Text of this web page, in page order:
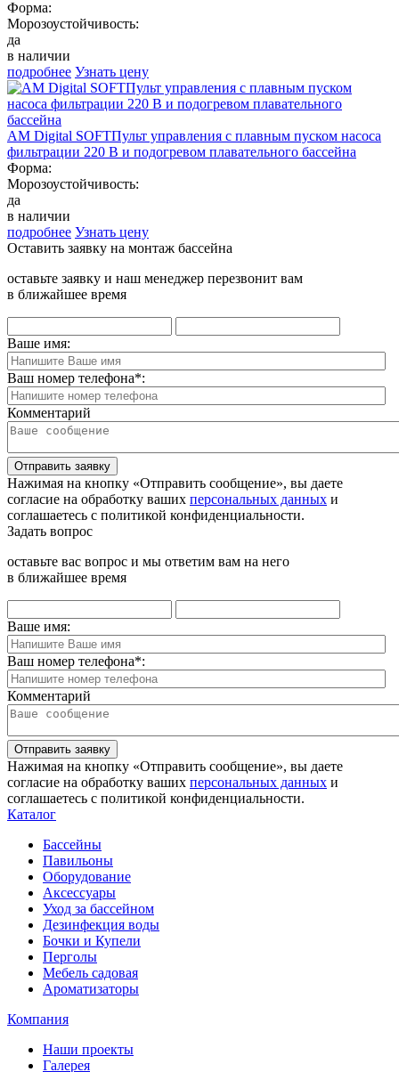
Форма:
Морозоустойчивость:
да
в наличии
подробнее Узнать цену
AM Digital SOFTПульт управления с плавным пуском насоса
фильтрации 220 В и подогревом плавательного бассейна
Форма:
Морозоустойчивость:
да
в наличии
подробнее Узнать цену
Оставить заявку на монтаж бассейна
оставьте заявку и наш менеджер перезвонит вам
в ближайшее время
Ваше имя:
Ваш номер телефона*:
Комментарий
Отправить заявку
Нажимая на кнопку «Отправить сообщение», вы даете
согласие на обработку ваших персональных данных и
соглашаетесь с политикой конфиденциальности.
Задать вопрос
оставьте вас вопрос и мы ответим вам на него
в ближайшее время
Ваше имя:
Ваш номер телефона*:
Комментарий
Отправить заявку
Нажимая на кнопку «Отправить сообщение», вы даете
согласие на обработку ваших персональных данных и
соглашаетесь с политикой конфиденциальности.
Каталог
Бассейны
Павильоны
Оборудование
Аксессуары
Уход за бассейном
Дезинфекция воды
Бочки и Купели
Перголы
Мебель садовая
Ароматизаторы
Компания
Наши проекты
Галерея